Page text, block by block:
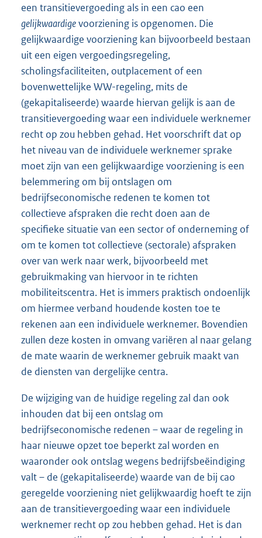
een transitievergoeding als in een cao een
gelijkwaardigevoorziening is opgenomen. Die
gelijkwaardige voorziening kan bijvoorbeeld bestaan
uit een eigen vergoedingsregeling,
scholingsfaciliteiten, outplacement of een
bovenwettelijke WW-regeling, mits de
(gekapitaliseerde) waarde hiervan gelijk is aan de
transitievergoeding waar een individuele werknemer
recht op zou hebben gehad. Het voorschrift dat op
het niveau van de individuele werknemer sprake
moet zijn van een gelijkwaardige voorziening is een
belemmering om bij ontslagen om
bedrijfseconomische redenen te komen tot
collectieve afspraken die recht doen aan de
specifieke situatie van een sector of onderneming of
om te komen tot collectieve (sectorale) afspraken
over van werk naar werk, bijvoorbeeld met
gebruikmaking van hiervoor in te richten
mobiliteitscentra. Het is immers praktisch ondoenlijk
om hiermee verband houdende kosten toe te
rekenen aan een individuele werknemer. Bovendien
zullen deze kosten in omvang variëren al naar gelang
de mate waarin de werknemer gebruik maakt van
de diensten van dergelijke centra.
De wijziging van de huidige regeling zal dan ook
inhouden dat bij een ontslag om
bedrijfseconomische redenen – waar de regeling in
haar nieuwe opzet toe beperkt zal worden en
waaronder ook ontslag wegens bedrijfsbeëindiging
valt – de (gekapitaliseerde) waarde van de bij cao
geregelde voorziening niet gelijkwaardig hoeft te zijn
aan de transitievergoeding waar een individuele
werknemer recht op zou hebben gehad. Het is dan